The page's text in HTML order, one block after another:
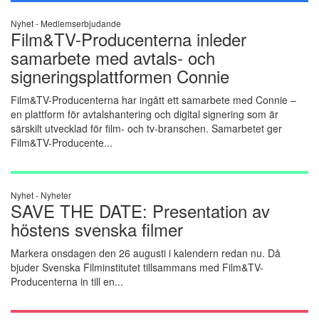
Nyhet - Medlemserbjudande
Film&TV-Producenterna inleder
samarbete med avtals- och
signeringsplattformen Connie
Film&TV-Producenterna har ingått ett samarbete med Connie –
en plattform för avtalshantering och digital signering som är
särskilt utvecklad för film- och tv-branschen. Samarbetet ger
Film&TV-Producente...
Nyhet - Nyheter
SAVE THE DATE: Presentation av
höstens svenska filmer
Markera onsdagen den 26 augusti i kalendern redan nu. Då
bjuder Svenska Filminstitutet tillsammans med Film&TV-
Producenterna in till en...